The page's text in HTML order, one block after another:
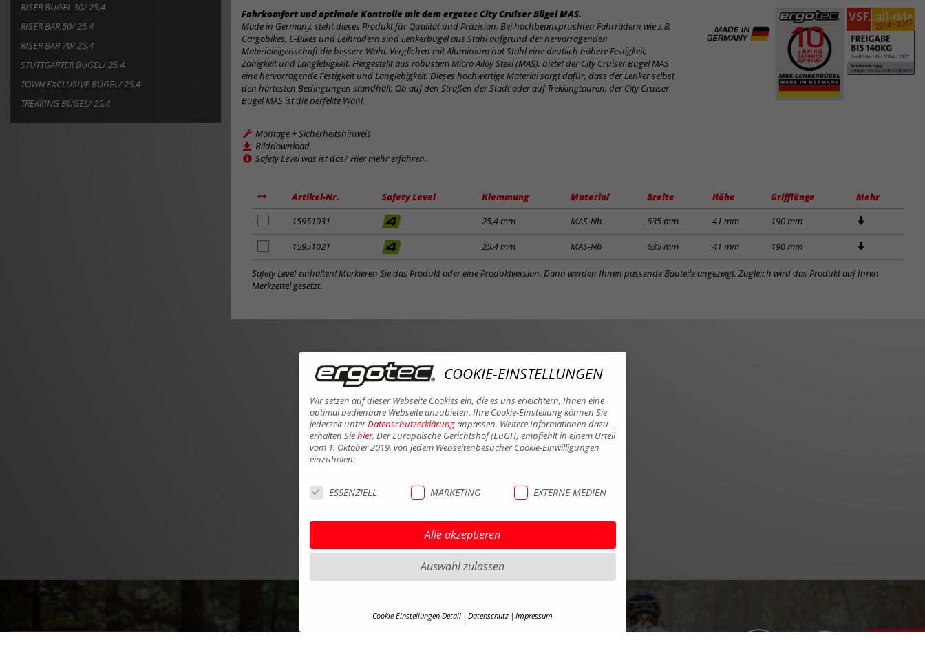
RISER BÜGEL 30/ 25,4
RISER BAR 50/ 25,4
RISER BAR 70/ 25,4
STUTTGARTER BÜGEL/ 25,4
TOWN EXCLUSIVE BÜGEL/ 25,4
TREKKING BÜGEL/ 25,4
Fahrkomfort und optimale Kontrolle mit dem ergotec City Cruiser Bügel MAS.
Made in Germany, steht dieses Produkt für Qualität und Präzision. Bei hochbeanspruchten Fahrrädern wie z.B.
Cargobikes, E-Bikes und Leihrädern sind Lenkerbügel aus Stahl aufgrund der hervorragenden
Materialeigenschaft die bessere Wahl. Verglichen mit Aluminium hat Stahl eine deutlich höhere Festigkeit,
Zähigkeit und Langlebigkeit. Hergestellt aus robustem Micro Alloy Steel (MAS), bietet der City Cruiser Bügel MAS
eine hervorragende Festigkeit und Langlebigkeit. Dieses hochwertige Material sorgt dafür, dass der Lenker selbst
den härtesten Bedingungen standhält. Ob auf den Straßen der Stadt oder auf Trekkingtouren, der City Cruiser
Bügel MAS ist die perfekte Wahl.
Montage + Sicherheitshinweis
Bilddownload
Safety Level was ist das? Hier mehr erfahren.
Artikel-Nr. Safety Level Klemmung Material Breite Höhe Grifflänge
Mehr
zum
Merkzettel
hinzufügen
15951031 25,4 mm MAS-Nb 635 mm 41 mm 190 mm
zum
Merkzettel
hinzufügen
15951021 25,4 mm MAS-Nb 635 mm 41 mm 190 mm
Safety Level einhalten! Markieren Sie das Produkt oder eine Produktversion. Dann werden Ihnen passende Bauteile angezeigt. Zugleich wird das Produkt auf Ihren
Merkzettel gesetzt.
PRODUKTE
IMPRESSUM
COOKIE-EINSTELLUNGEN
Wir setzen auf dieser Webseite Cookies ein, die es uns erleichtern, Ihnen eine
optimal bedienbare Webseite anzubieten. Ihre Cookie-Einstellung können Sie
jederzeit unterDatenschutzerklärunganpassen. Weitere Informationen dazu
erhalten Siehier. Der Europäische Gerichtshof (EuGH) empfiehlt in einem Urteil
vom 1. Oktober 2019, von jedem Webseitenbesucher Cookie-Einwilligungen
einzuholen:
ESSENZIELL MARKETING EXTERNE MEDIEN
Alle akzeptieren
Auswahl zulassen
Cookie Einstellungen Detail Datenschutz Impressum